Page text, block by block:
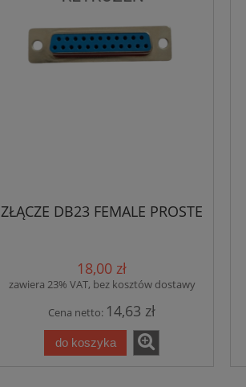
ZŁĄCZE DB23 FEMALE PROSTE
18,00 zł
zawiera 23% VAT, bez kosztów dostawy
Cena netto: 14,63 zł
do koszyka